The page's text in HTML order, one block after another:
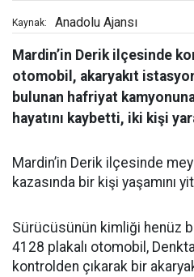
Kaynak: Anadolu Ajansı
Mardin’in Derik ilçesinde
otomobil, akaryakıt
bulunan hafriyat
hayatını kaybetti, iki kişi
Mardin’in Derik ilçesinde
kazasında bir kişi yaşamını
Sürücüsünün kimliği henüz
4128 plakalı otomobil,
kontrolden çıkarak bir